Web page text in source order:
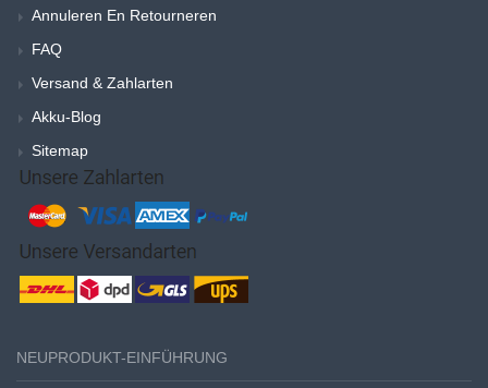
Annuleren En Retourneren
FAQ
Versand & Zahlarten
Akku-Blog
Sitemap
NEUPRODUKT-EINFÜHRUNG